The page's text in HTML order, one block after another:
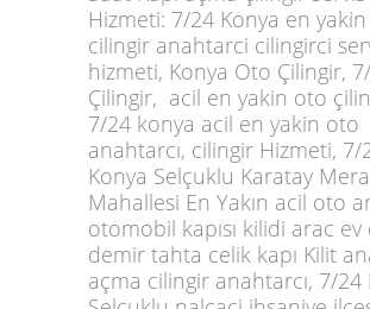
Hizmeti: 7/24 Konya en
cilingir anahtarci cilingirci
hizmeti, Konya Oto Çilingir,
Çilingir, acil en yakin oto
7/24 konya acil en yakin oto
anahtarcı, cilingir Hizmeti, 7/
Konya Selçuklu Karatay
Mahallesi En Yakın acil oto
otomobil kapısı kilidi arac ev
demir tahta celik kapı Kilit
açma cilingir anahtarcı, 7/24